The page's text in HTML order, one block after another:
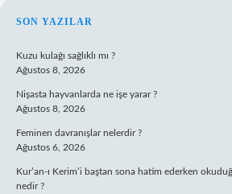
SIDEBAR
SON YAZILAR
Kuzu kulağı sağlıklı mı ?
Ağustos 8, 2026
Nişasta hayvanlarda ne işe yarar ?
Ağustos 8, 2026
Feminen davranışlar nelerdir ?
Ağustos 6, 2026
Kur’an-ı Kerim’i baştan sona hatim ederken
nedir ?